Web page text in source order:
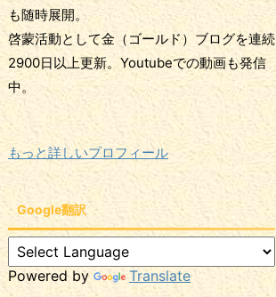
も随時展開。
啓蒙活動として金（ゴールド）ブログを連続
2900日以上更新。Youtubeでの動画も発信
中。
もっと詳しいプロフィール
Google翻訳
Powered by Translate